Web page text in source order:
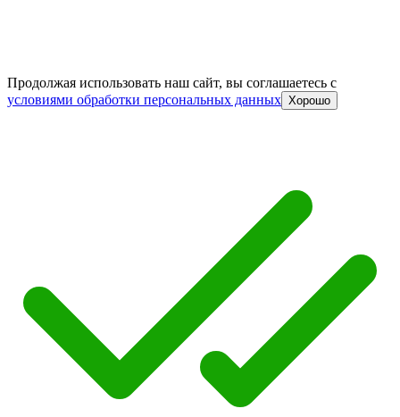
Продолжая использовать наш сайт, вы соглашаетесь c
условиями обработки персональных данных Хорошо